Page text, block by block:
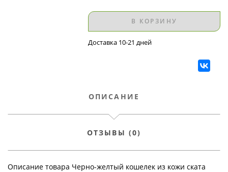
В КОРЗИНУ
Доставка 10-21 дней
ОПИСАНИЕ
ОТЗЫВЫ (0)
Описание товара Черно-желтый кошелек из кожи ската